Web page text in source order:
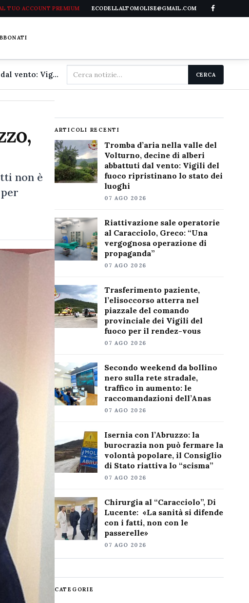
TUO ACCOUNT PREMIUM ECODELLALTOMOLISE@GMAIL.COM
Tromba d'aria nella valle del Volturno, decine di alberi abbattuti dal vento: Vigili del fuoco ripristinano lo stato dei luoghi
Cerca
nel
CERCA
non è
ARTICOLI RECENTI
Tromba d’aria nella valle del
Volturno, decine di alberi
abbattuti dal vento: Vigili del
fuoco ripristinano lo stato dei
luoghi
07 AGO 2026
Riattivazione sale operatorie
al Caracciolo, Greco: “Una
vergognosa operazione di
propaganda”
07 AGO 2026
Trasferimento paziente,
l’elisoccorso atterra nel
piazzale del comando
provinciale dei Vigili del
fuoco per il rendez-vous
07 AGO 2026
Secondo weekend da bollino
nero sulla rete stradale,
traffico in aumento: le
raccomandazioni dell’Anas
07 AGO 2026
Isernia con l’Abruzzo: la
burocrazia non può fermare la
volontà popolare, il Consiglio
di Stato riattiva lo “scisma”
07 AGO 2026
Chirurgia al “Caracciolo”, Di
Lucente: «La sanità si difende
con i fatti, non con le
passerelle»
07 AGO 2026
CATEGORIE